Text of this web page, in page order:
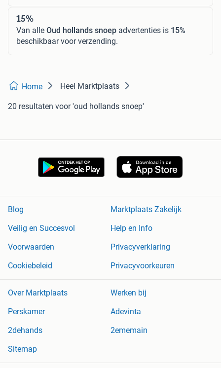
15%
Van alle Oud hollands snoep advertenties is 15%
beschikbaar voor verzending.
Home Heel Marktplaats
20 resultaten voor 'oud hollands snoep'
Blog
Marktplaats Zakelijk
Veilig en Succesvol
Help en Info
Voorwaarden
Privacyverklaring
Cookiebeleid
Privacyvoorkeuren
Over Marktplaats
Werken bij
Perskamer
Adevinta
2dehands
2ememain
Sitemap